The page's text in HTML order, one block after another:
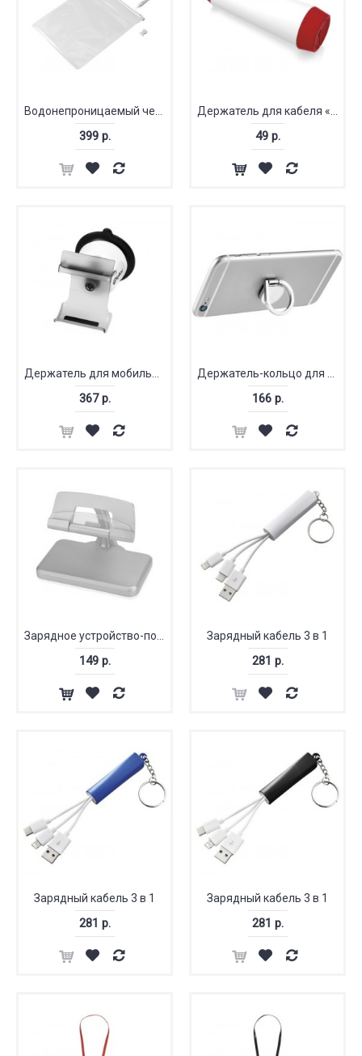
Водонепроницаемый чехол «Splash»
399 р.
Держатель для кабеля «Тwisti»
49 р.
Держатель для мобильного телефона «Turner»
367 р.
Держатель-кольцо для телефона
166 р.
Зарядное устройство-подставка для iPad, iPhone «Пьедестал»
149 р.
Зарядный кабель 3 в 1
281 р.
Зарядный кабель 3 в 1
281 р.
Зарядный кабель 3 в 1
281 р.